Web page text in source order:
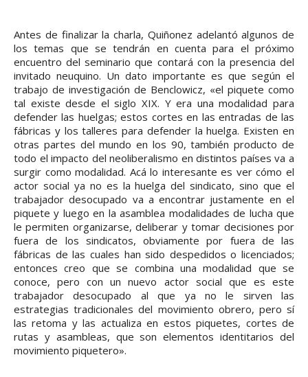
r
o
d
u
c
t
o
r
d
e
a
u
d
i
o
Antes de finalizar la charla, Quiñonez adelantó algunos de
los temas que se tendrán en cuenta para el próximo
encuentro del seminario que contará con la presencia del
invitado neuquino. Un dato importante es que según el
trabajo de investigación de Benclowicz, «el piquete como
tal existe desde el siglo XIX. Y era una modalidad para
defender las huelgas; estos cortes en las entradas de las
fábricas y los talleres para defender la huelga. Existen en
otras partes del mundo en los 90, también producto de
todo el impacto del neoliberalismo en distintos países va a
surgir como modalidad. Acá lo interesante es ver cómo el
actor social ya no es la huelga del sindicato, sino que el
trabajador desocupado va a encontrar justamente en el
piquete y luego en la asamblea modalidades de lucha que
le permiten organizarse, deliberar y tomar decisiones por
fuera de los sindicatos, obviamente por fuera de las
fábricas de las cuales han sido despedidos o licenciados;
entonces creo que se combina una modalidad que se
conoce, pero con un nuevo actor social que es este
trabajador desocupado al que ya no le sirven las
estrategias tradicionales del movimiento obrero, pero sí
las retoma y las actualiza en estos piquetes, cortes de
rutas y asambleas, que son elementos identitarios del
movimiento piquetero».